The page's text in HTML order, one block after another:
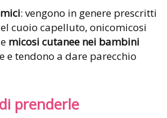
: vengono in genere prescritti
cuoio capelluto, onicomicosi
micosi cutanee nei bambini
e tendono a dare parecchio
prenderle